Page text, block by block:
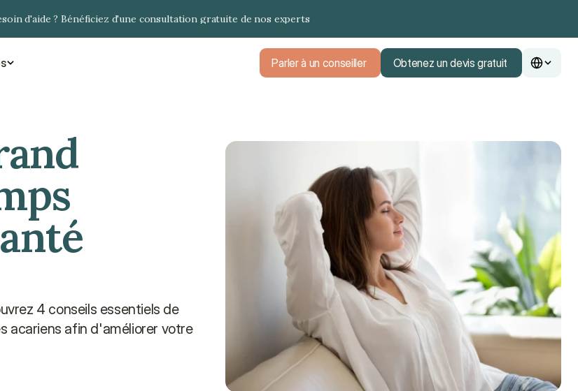
d'aide ? Bénéficiez d'une consultation gratuite de nos experts
Parler à un conseiller Obtenez un devis gratuit
4 conseils essentiels de
acariens afin d'améliorer votre